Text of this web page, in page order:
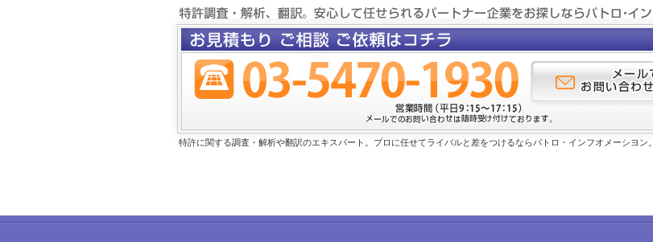
特許に関する調査・解析や翻訳のエキスパート。プロに任せてライバルと差をつけるならパトロ・インフオメーシヨン。